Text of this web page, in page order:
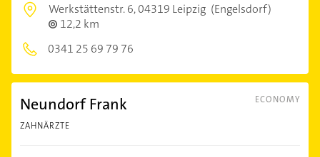
Werkstättenstr. 6,04319 Leipzig (Engelsdorf)
12,2 km
0341 25 69 79 76
ECONOMY
Neundorf Frank
ZAHNÄRZTE